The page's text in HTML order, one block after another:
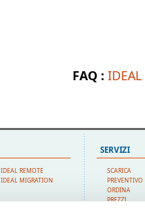
FAQ :
IDEAL REMOTE
IDEAL MIGRATION
SERVIZI
SCARICA
PREVENTIVO
ORDINA
PREZZI